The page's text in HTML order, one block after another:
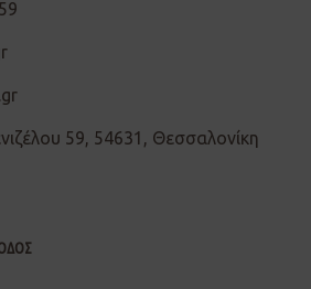
59, 54631, Θεσσαλονίκη